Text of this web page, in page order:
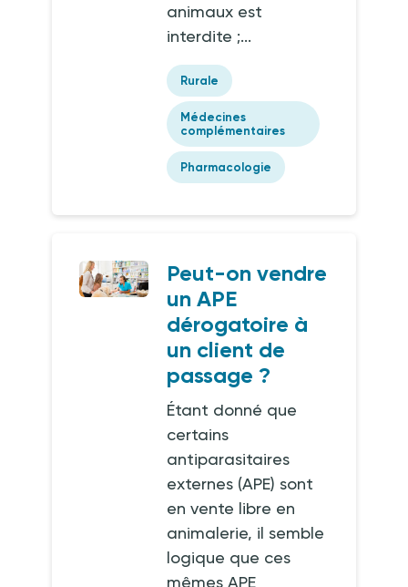
animaux est
interdite ;...
Rurale
Médecines
complémentaires
Pharmacologie
Peut-on vendre
un APE
dérogatoire à
un client de
passage ?
Étant donné que
certains
antiparasitaires
externes (APE) sont
en vente libre en
animalerie, il semble
logique que ces
mêmes APE